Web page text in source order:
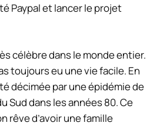
Paypal et lancer le projet
célèbre dans le monde entier.
toujours eu une vie facile. En
décimée par une épidémie de
Sud dans les années 80. Ce
rêve d’avoir une famille